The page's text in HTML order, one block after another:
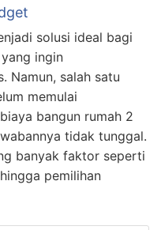
solusi ideal bagi
ingin
Namun, salah satu
memulai
bangun rumah 2
tidak tunggal.
banyak faktor seperti
pemilihan